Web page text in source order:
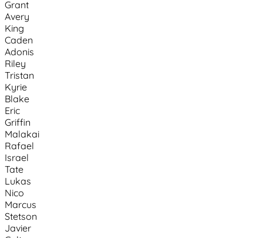
Grant
Avery
King
Caden
Adonis
Riley
Tristan
Kyrie
Blake
Eric
Griffin
Malakai
Rafael
Israel
Tate
Lukas
Nico
Marcus
Stetson
Javier